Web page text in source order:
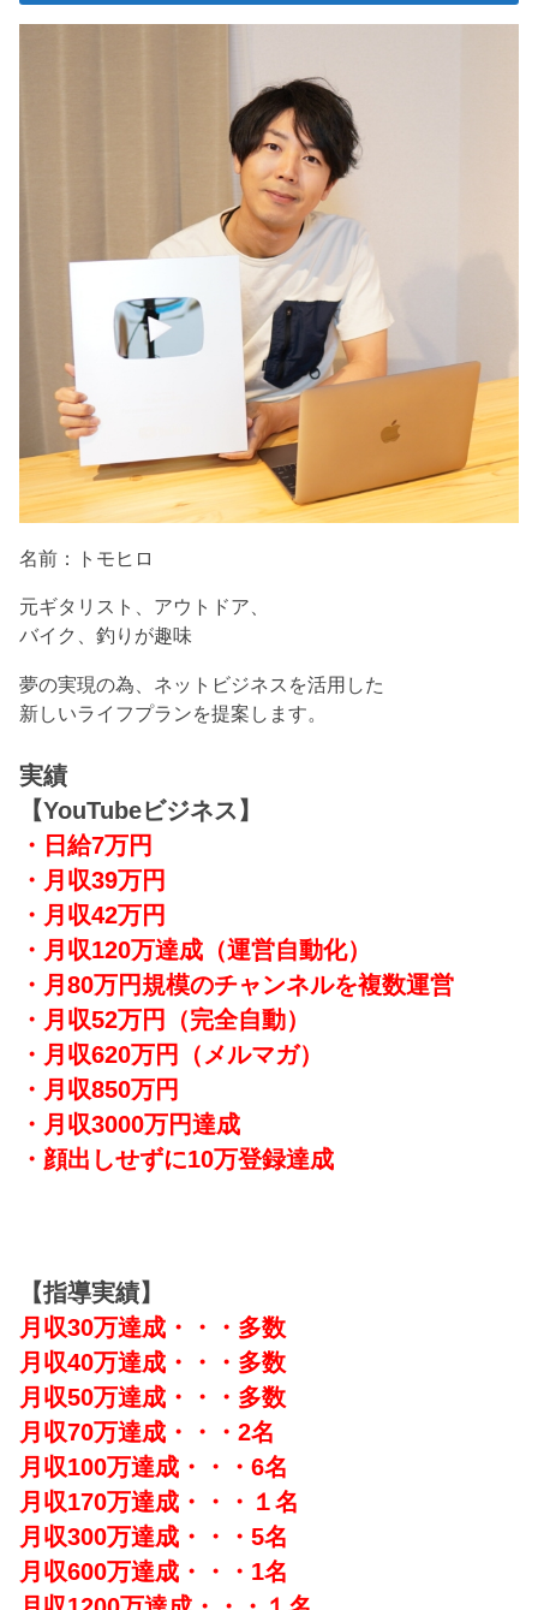
名前：トモヒロ
元ギタリスト、アウトドア、
バイク、釣りが趣味
夢の実現の為、ネットビジネスを活用した
新しいライフプランを提案します。
実績
【YouTubeビジネス】
・日給7万円
・月収39万円
・月収42万円
・月収120万達成 （運営自動化）
・月80万円規模のチャンネルを複数運営
・月収52万円（完全自動）
・月収620万円（メルマガ）
・月収850万円
・月収3000万円達成
・顔出しせずに10万登録達成
【指導実績】
月収30万達成・・・多数
月収40万達成・・・多数
月収50万達成・・・多数
月収70万達成・・・2名
月収100万達成・・・6名
月収170万達成・・・１名
月収300万達成・・・5名
月収600万達成・・・1名